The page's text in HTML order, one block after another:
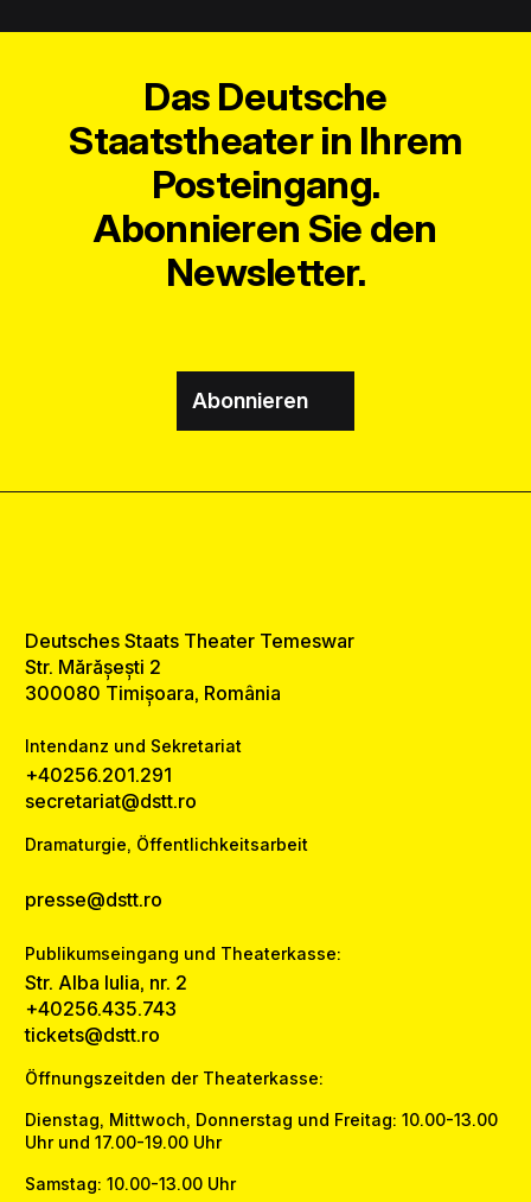
Das Deutsche
Staatstheater in Ihrem
Posteingang.
Abonnieren Sie den
Newsletter.
Abonnieren
Deutsches Staats Theater Temeswar
Str. Mărășești 2
300080 Timișoara, România
Intendanz und Sekretariat
+40256.201.291
secretariat@dstt.ro
Dramaturgie, Öffentlichkeitsarbeit
presse@dstt.ro
Publikumseingang und Theaterkasse:
Str. Alba Iulia, nr. 2
+40256.435.743
tickets@dstt.ro
Öffnungszeitden der Theaterkasse:
Dienstag, Mittwoch, Donnerstag und Freitag: 10.00-13.00
Uhr und 17.00-19.00 Uhr
Samstag: 10.00-13.00 Uhr